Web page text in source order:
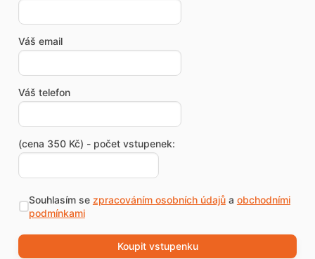
Váš email
Váš telefon
(cena 350 Kč) - počet vstupenek:
Souhlasím se zpracováním osobních údajůa obchodními
podmínkami
Koupit vstupenku